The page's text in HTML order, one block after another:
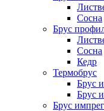
Сосна
Брус
Сосна
Кедр
Термобрус
Брус
Брус
Брус